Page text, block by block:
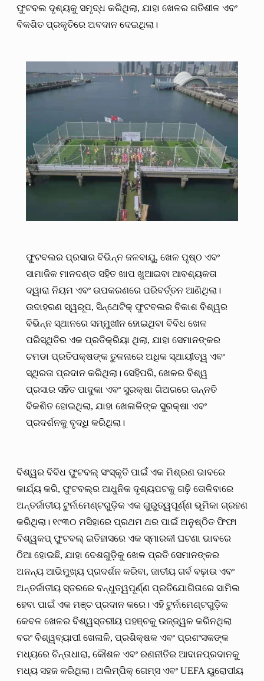
ଫୁଟବଲ ଦୃଶ୍ୟକୁ ସମୃଦ୍ଧ କରିଥିଲା, ଯାହା ଖେଳର ଗତିଶୀଳ ଏବଂ
ବିକଶିତ ପ୍ରକୃତିରେ ଅବଦାନ ଦେଇଥିଲା।
ଫୁଟବଲର ପ୍ରସାର ବିଭିନ୍ନ ଜଳବାୟୁ, ଖେଳ ପୃଷ୍ଠ ଏବଂ
ସାମାଜିକ ମାନଦଣ୍ଡ ସହିତ ଖାପ ଖୁଆଇବା ଆବଶ୍ୟକତା
ଦ୍ୱାରା ନିୟମ ଏବଂ ଉପକରଣରେ ପରିବର୍ତ୍ତନ ଆଣିଥିଲା।
ଉଦାହରଣ ସ୍ୱରୂପ, ସିନ୍ଥେଟିକ୍ ଫୁଟବଲର ବିକାଶ ବିଶ୍ୱର
ବିଭିନ୍ନ ସ୍ଥାନରେ ସମ୍ମୁଖୀନ ହୋଇଥିବା ବିବିଧ ଖେଳ
ପରିସ୍ଥିତିର ଏକ ପ୍ରତିକ୍ରିୟା ଥିଲା, ଯାହା ସେମାନଙ୍କର
ଚମଡା ପ୍ରତିପକ୍ଷଙ୍କ ତୁଳନାରେ ଅଧିକ ସ୍ଥାୟୀତ୍ୱ ଏବଂ
ସ୍ଥିରତା ପ୍ରଦାନ କରିଥିଲା। ସେହିପରି, ଖେଳର ବିଶ୍ୱ
ପ୍ରସାର ସହିତ ପାଦୁକା ଏବଂ ସୁରକ୍ଷା ଗିଅରରେ ଉନ୍ନତି
ବିକଶିତ ହୋଇଥିଲା, ଯାହା ଖେଳାଳିଙ୍କ ସୁରକ୍ଷା ଏବଂ
ପ୍ରଦର୍ଶନକୁ ବୃଦ୍ଧି କରିଥିଲା।
ବିଶ୍ୱର ବିବିଧ ଫୁଟବଲ୍ ସଂସ୍କୃତି ପାଇଁ ଏକ ମିଶ୍ରଣ ଭାବରେ
କାର୍ଯ୍ୟ କରି, ଫୁଟବଲ୍‌ର ଆଧୁନିକ ଦୃଶ୍ୟପଟକୁ ଗଢ଼ି ତୋଳିବାରେ
ଅନ୍ତର୍ଜାତୀୟ ଟୁର୍ନାମେଣ୍ଟଗୁଡ଼ିକ ଏକ ଗୁରୁତ୍ୱପୂର୍ଣ୍ଣ ଭୂମିକା ଗ୍ରହଣ
କରିଥିଲା। ୧୯୩୦ ମସିହାରେ ପ୍ରଥମ ଥର ପାଇଁ ଅନୁଷ୍ଠିତ ଫିଫା
ବିଶ୍ୱକପ୍ ଫୁଟବଲ୍ ଇତିହାସରେ ଏକ ସ୍ମାରକୀ ଘଟଣା ଭାବରେ
ଠିଆ ହୋଇଛି, ଯାହା ଦେଶଗୁଡ଼ିକୁ ଖେଳ ପ୍ରତି ସେମାନଙ୍କର
ଅନନ୍ୟ ଆଭିମୁଖ୍ୟ ପ୍ରଦର୍ଶନ କରିବା, ଜାତୀୟ ଗର୍ବ ବଢ଼ାଉ ଏବଂ
ଅନ୍ତର୍ଜାତୀୟ ସ୍ତରରେ ବନ୍ଧୁତ୍ୱପୂର୍ଣ୍ଣ ପ୍ରତିଯୋଗିତାରେ ସାମିଲ
ହେବା ପାଇଁ ଏକ ମଞ୍ଚ ପ୍ରଦାନ କରେ। ଏହି ଟୁର୍ନାମେଣ୍ଟଗୁଡ଼ିକ
କେବଳ ଖେଳର ବିଶ୍ୱସ୍ତରୀୟ ପହଞ୍ଚକୁ ଉଜ୍ଜ୍ୱଳ କରିନଥିଲା
ବରଂ ବିଶ୍ୱବ୍ୟାପୀ ଖେଳାଳି, ପ୍ରଶିକ୍ଷକ ଏବଂ ପ୍ରଶଂସକଙ୍କ
ମଧ୍ୟରେ ଚିନ୍ତାଧାରା, କୌଶଳ ଏବଂ ରଣନୀତିର ଆଦାନପ୍ରଦାନକୁ
ମଧ୍ୟ ସହଜ କରିଥିଲା। ଅଲିମ୍ପିକ୍ ଗେମ୍ସ ଏବଂ UEFA ୟୁରୋପୀୟ